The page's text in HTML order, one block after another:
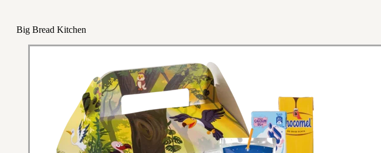
Big Bread Kitchen